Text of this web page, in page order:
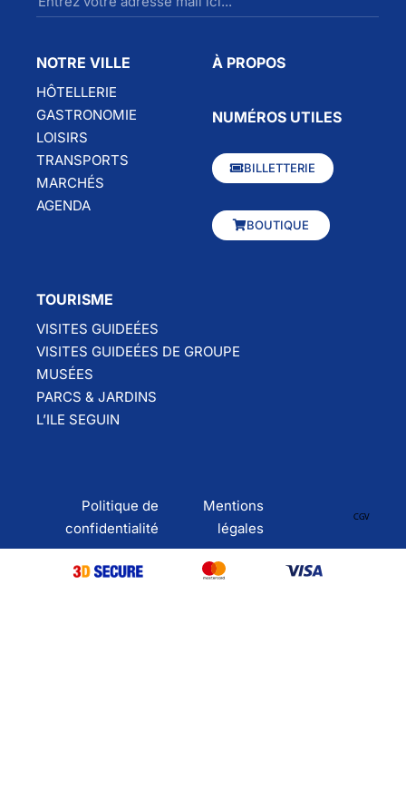
NOTRE VILLE
HÔTELLERIE
GASTRONOMIE
LOISIRS
TRANSPORTS
MARCHÉS
AGENDA
À PROPOS
NUMÉROS UTILES
BILLETTERIE
BOUTIQUE
TOURISME
VISITES GUIDEÉES
VISITES GUIDEÉES DE GROUPE
MUSÉES
PARCS & JARDINS
L’ILE SEGUIN
Politique de
confidentialité
Mentions
légales
CGV